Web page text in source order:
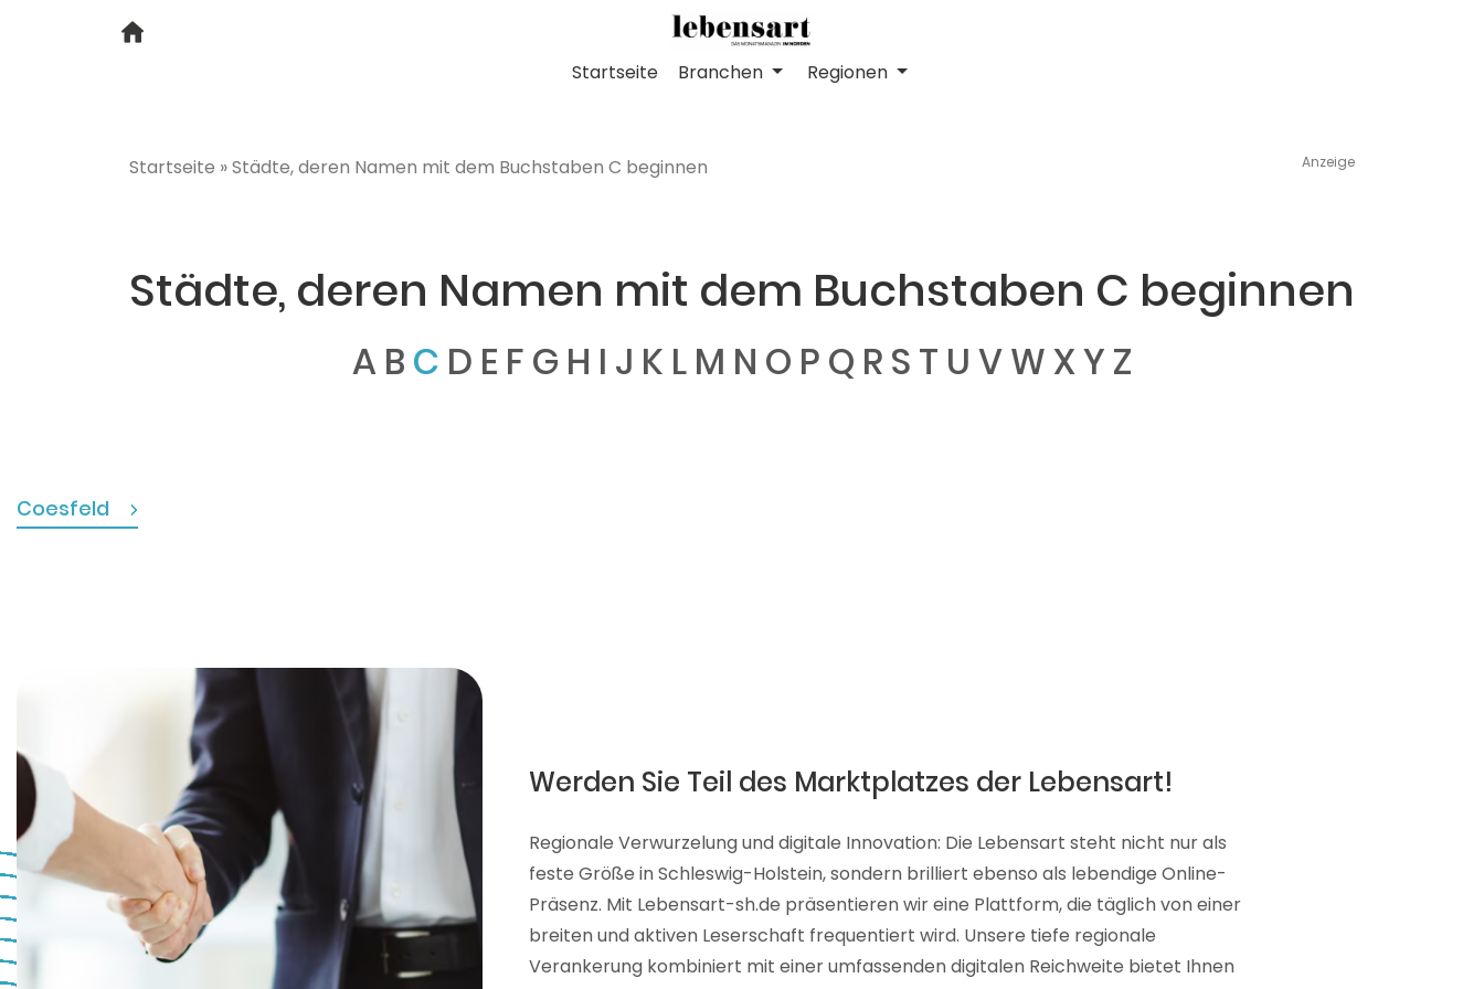
Startseite Branchen Regionen
Startseite »Städte, deren Namen mit dem Buchstaben C beginnen Anzeige
Städte, deren Namen mit dem Buchstaben C beginnen
A B C D E F G H I J K L M N O P Q R S T U VWXY Z
Coesfeld
Werden Sie Teil des Marktplatzes der Lebensart!
Regionale Verwurzelung und digitale Innovation: Die Lebensart steht nicht nur als
feste Größe in Schleswig-Holstein, sondern brilliert ebenso als lebendige Online-
Präsenz. Mit Lebensart-sh.de präsentieren wir eine Plattform, die täglich von einer
breiten und aktiven Leserschaft frequentiert wird. Unsere tiefe regionale
Verankerung kombiniert mit einer umfassenden digitalen Reichweite bietet Ihnen